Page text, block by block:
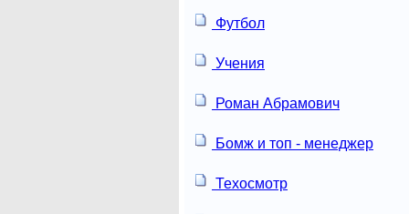
Футбол
Учения
Роман Абрамович
Бомж и топ - менеджер
Техосмотр